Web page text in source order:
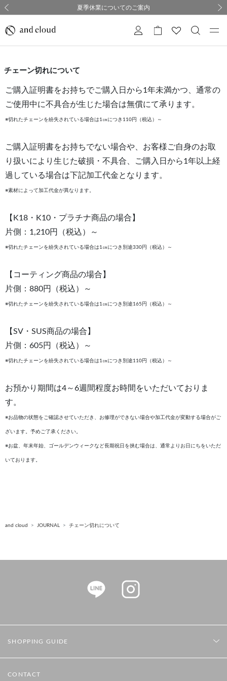
採用のご案内
熊本県熊本地方を震源とする地震の影響について
夏季休業についてのご案内
購入証明書ペーパーレス化のお知らせ
採用のご案内
熊本県熊本地方を震源とする地震の影響について
チェーン切れについて
ご購入証明書をお持ちでご購入日から1年未満かつ、通常の
ご使用中に不具合が生じた場合は無償にて承ります。
※切れたチェーンを紛失されている場合は1㎝につき110円（税込）～
ご購入証明書をお持ちでない場合や、お客様ご自身のお取
り扱いにより生じた破損・不具合、ご購入日から1年以上経
過している場合は下記加工代金となります。
※素材によって加工代金が異なります。
【K18・K10・プラチナ商品の場合】
片側：1,210円（税込）～
※切れたチェーンを紛失されている場合は1㎝につき別途330円（税込）～
【コーティング商品の場合】
片側：880円（税込）～
※切れたチェーンを紛失されている場合は1㎝につき別途165円（税込）～
【SV・SUS商品の場合】
片側：605円（税込）～
※切れたチェーンを紛失されている場合は1㎝につき別途110円（税込）～
お預かり期間は4～6週間程度お時間をいただいておりま
す。
※お品物の状態をご確認させていただき、お修理ができない場合や加工代金が変動する場合がご
ざいます。予めご了承ください。
※お盆、年末年始、ゴールデンウィークなど長期祝日を挟む場合は、通常よりお日にちをいただ
いております。
and cloud JOURNAL チェーン切れについて
SHOPPING GUIDE
CONTACT